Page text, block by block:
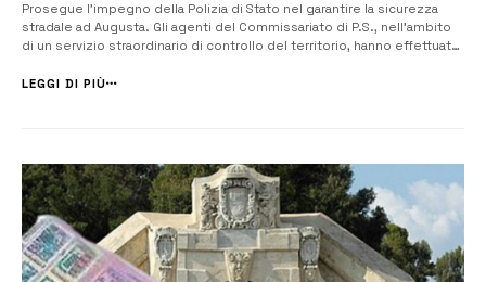
Prosegue l’impegno della Polizia di Stato nel garantire la sicurezza
stradale ad Augusta. Gli agenti del Commissariato di P.S., nell’ambito
di un servizio straordinario di controllo del territorio, hanno effettuato
del Codice della Strada. Durante l’attività, sono state elev...
LEGGI DI PIÙ